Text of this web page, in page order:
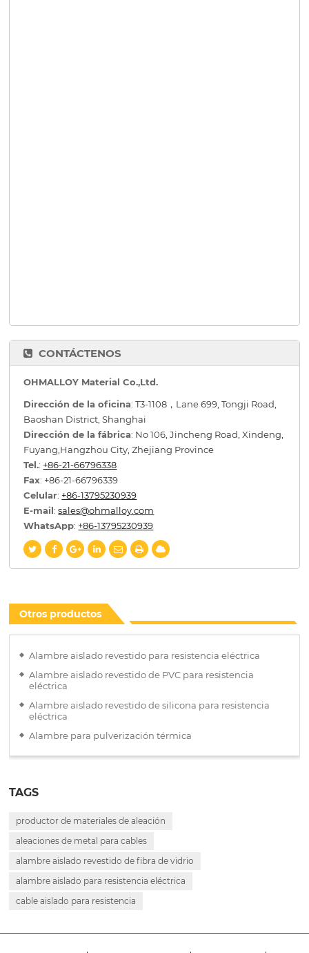
CONTÁCTENOS
OHMALLOY Material Co.,Ltd.
Dirección de la oficina: T3-1108，Lane 699, Tongji Road,
Baoshan District, Shanghai
Dirección de la fábrica: No 106, Jincheng Road, Xindeng,
Fuyang,Hangzhou City, Zhejiang Province
Tel.: +86-21-66796338
Fax: +86-21-66796339
Celular: +86-13795230939
E-mail:sales@ohmalloy.com
WhatsApp: +86-13795230939
Otros productos
Alambre aislado revestido para resistencia eléctrica
Alambre aislado revestido de PVC para resistencia
eléctrica
Alambre aislado revestido de silicona para resistencia
eléctrica
Alambre para pulverización térmica
TAGS
productor de materiales de aleación
aleaciones de metal para cables
alambre aislado revestido de fibra de vidrio
alambre aislado para resistencia eléctrica
cable aislado para resistencia